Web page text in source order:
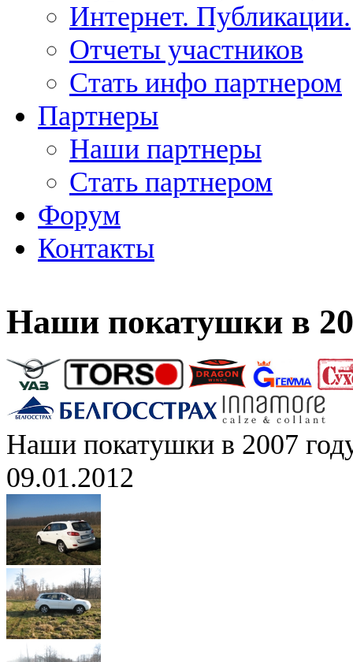
Интернет. Публикации.
Отчеты участников
Стать инфо партнером
Партнеры
Наши партнеры
Стать партнером
Форум
Контакты
Наши покатушки в
Наши покатушки в 2007
09.01.2012